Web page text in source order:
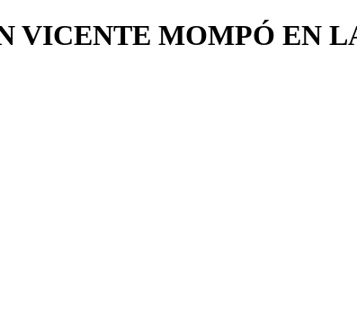
VICENTE MOMPÓ EN